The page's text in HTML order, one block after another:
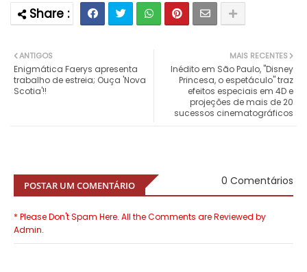
MAIS RECENTES
Inédito em São Paulo, "Disney
Princesa, o espetáculo" traz
efeitos especiais em 4D e
projeções de mais de 20
sucessos cinematográficos
ANTIGOS
Enigmática Faerys apresenta
trabalho de estreia; Ouça 'Nova
Scotia'!!
POSTAR UM COMENTÁRIO 0 Comentários
* Please Don't Spam Here. All the Comments are Reviewed by
Admin.